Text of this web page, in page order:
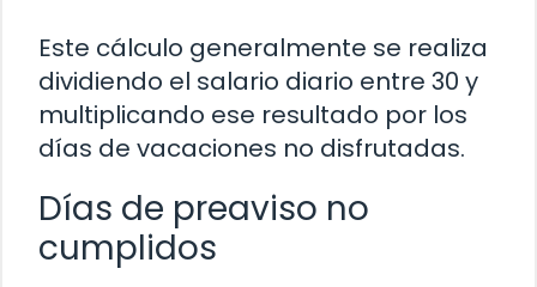
Este cálculo generalmente se realiza
dividiendo el salario diario entre 30 y
multiplicando ese resultado por los
días de vacaciones no disfrutadas.
Días de preaviso no
cumplidos